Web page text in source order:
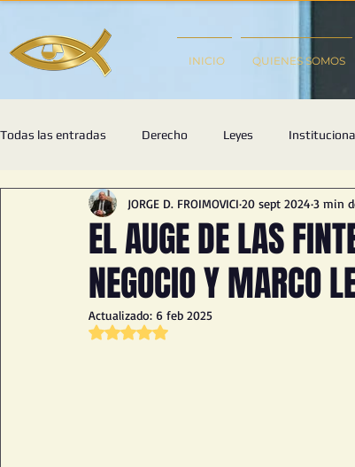
INICIO QUIENES SOMOS
Todas las entradas Derecho Leyes
Sociedades & Comercial Relaciones Internacionales
Propiedad Intelectual Inversiones Inteligencia
EL AUGE DE LAS
NEGOCIO Y MARCO
JORGE D. FROIMOVICI 20 sept 2024 3 min
Actualizado: 6 feb 2025
Obtuvo NaN de 5 estrellas.